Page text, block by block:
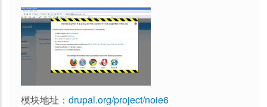
模块地址： drupal.org/project/noie6